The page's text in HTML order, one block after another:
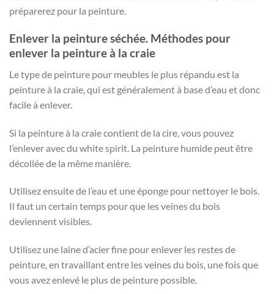
préparerez pour la peinture.
Enlever la peinture séchée. Méthodes pour
enlever la peinture à la craie
Le type de peinture pour meubles le plus répandu est la
peinture à la craie, qui est généralement à base d’eau et donc
facile à enlever.
Si la peinture à la craie contient de la cire, vous pouvez
l’enlever avec du white spirit. La peinture humide peut être
décollée de la même manière.
Utilisez ensuite de l’eau et une éponge pour nettoyer le bois.
Il faut un certain temps pour que les veines du bois
deviennent visibles.
Utilisez une laine d’acier fine pour enlever les restes de
peinture, en travaillant entre les veines du bois, une fois que
vous avez enlevé le plus de peinture possible.